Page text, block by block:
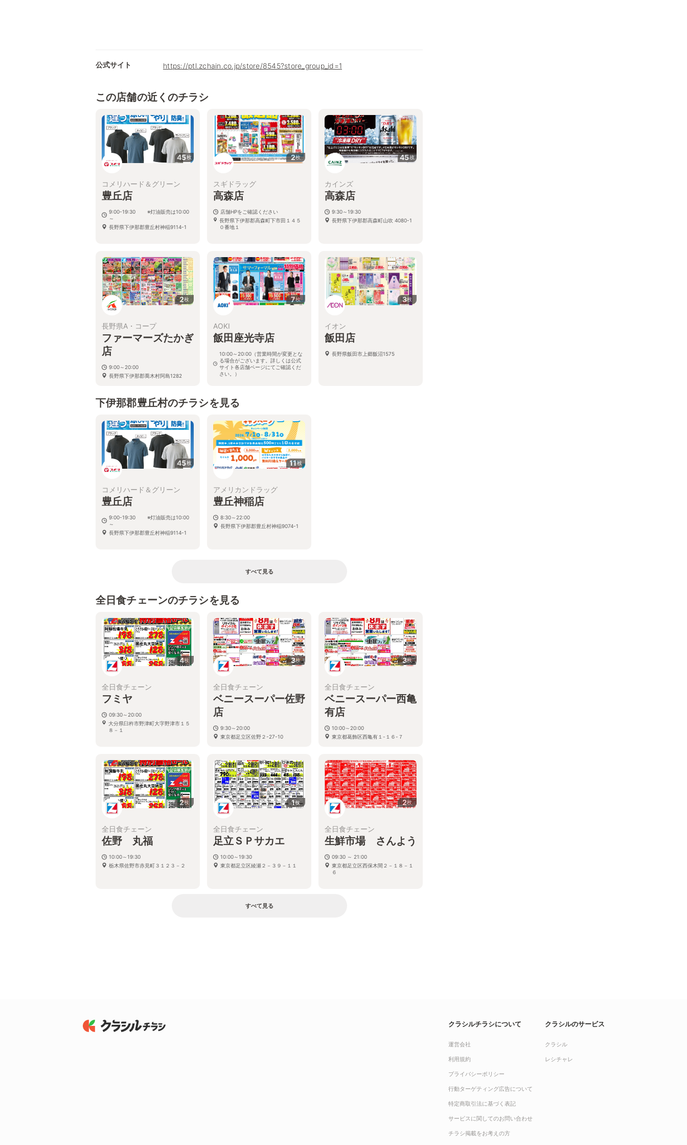
公式サイト https://ptl.zchain.co.jp/store/8545?store_group_id=1
この店舗の近くのチラシ
45枚
コメリハード＆グリーン
豊丘店
9:00-19:30 ※灯油販売は10:00
～
長野県下伊那郡豊丘村神稲9114-1
2枚
スギドラッグ
高森店
店舗HPをご確認ください
長野県下伊那郡高森町下市田１４５
０番地１
45枚
カインズ
高森店
9:30～19:30
長野県下伊那郡高森町山吹 4080-1
2枚
長野県A・コープ
ファーマーズたかぎ
店
9:00～20:00
長野県下伊那郡喬木村阿島1282
7枚
AOKI
飯田座光寺店
10:00～20:00（営業時間が変更とな
る場合がございます。詳しくは公式
サイト各店舗ページにてご確認くだ
さい。）
3枚
イオン
飯田店
長野県飯田市上郷飯沼1575
下伊那郡豊丘村のチラシを見る
45枚
コメリハード＆グリーン
豊丘店
9:00-19:30 ※灯油販売は10:00
～
長野県下伊那郡豊丘村神稲9114-1
11枚
アメリカンドラッグ
豊丘神稲店
8:30～22:00
長野県下伊那郡豊丘村神稲9074-1
すべて見る
全日食チェーンのチラシを見る
4枚
全日食チェーン
フミヤ
09:30～20:00
大分県臼杵市野津町大字野津市１５
８－１
3枚
全日食チェーン
ベニースーパー佐野
店
9:30～20:00
東京都足立区佐野２-27-10
3枚
全日食チェーン
ベニースーパー西亀
有店
10:00～20:00
東京都葛飾区西亀有１-１６-７
2枚
全日食チェーン
佐野 丸福
10:00～19:30
栃木県佐野市赤見町３１２３－２
1枚
全日食チェーン
足立ＳＰサカエ
10:00～19:30
東京都足立区綾瀬２－３９－１１
2枚
全日食チェーン
生鮮市場 さんよう
09:30 ～ 21:00
東京都足立区西保木間２－１８－１
６
すべて見る
クラシルチラシについて
運営会社
利用規約
プライバシーポリシー
行動ターゲティング広告について
特定商取引法に基づく表記
サービスに関してのお問い合わせ
チラシ掲載をお考えの方
クラシルのサービス
クラシル
レシチャレ